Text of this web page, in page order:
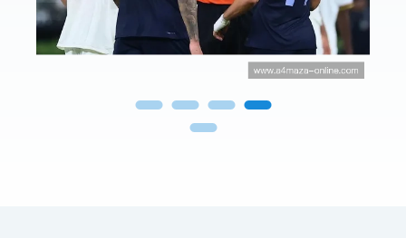
乌拉圭世界杯H组数据：两分排名第三仍